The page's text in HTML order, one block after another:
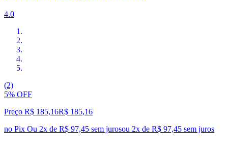
4.0
(2)
5% OFF
Preço R$ 185,16R$ 185,16
no Pix Ou 2x de R$ 97,45 sem jurosou 2x de R$ 97,45 sem juros